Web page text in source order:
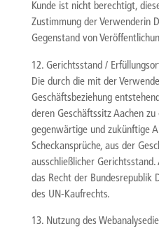
Kunde ist nicht berechtigt,
Zustimmung der Verwenderin
Gegenstand von
12. Gerichtsstand /
Die durch die mit der
Geschäftsbeziehung
deren Geschäftssitz Aachen
gegenwärtige und zukünftige
Scheckansprüche, aus der
ausschließlicher
das Recht der Bundesrepublik
des UN-Kaufrechts.
13. Nutzung des